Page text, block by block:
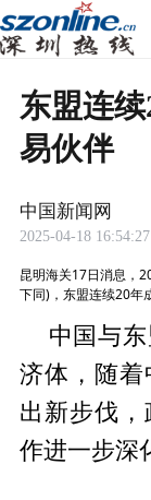
东盟连
易伙伴
中国新闻网
2025-04-18 16:54:27
昆明海关17日消息，
下同)，东盟连续20年
中国与
济体，随
出新步伐
作进一步深